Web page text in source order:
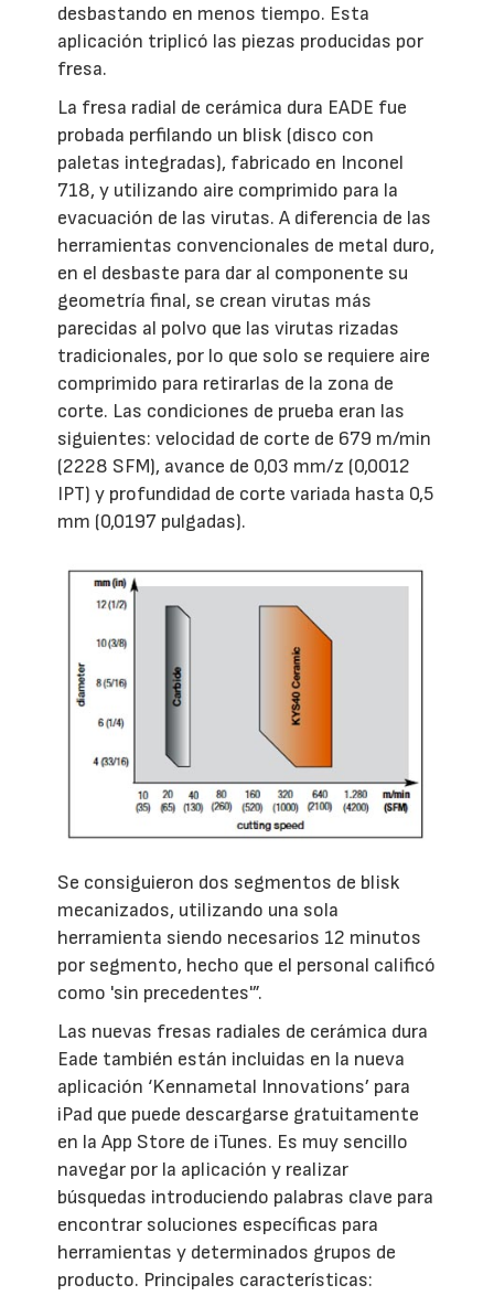
desbastando en menos tiempo. Esta
aplicación triplicó las piezas producidas por
fresa.
La fresa radial de cerámica dura EADE fue
probada perfilando un blisk (disco con
paletas integradas), fabricado en Inconel
718, y utilizando aire comprimido para la
evacuación de las virutas. A diferencia de las
herramientas convencionales de metal duro,
en el desbaste para dar al componente su
geometría final, se crean virutas más
parecidas al polvo que las virutas rizadas
tradicionales, por lo que solo se requiere aire
comprimido para retirarlas de la zona de
corte. Las condiciones de prueba eran las
siguientes: velocidad de corte de 679 m/min
(2228 SFM), avance de 0,03 mm/z (0,0012
IPT) y profundidad de corte variada hasta 0,5
mm (0,0197 pulgadas).
Se consiguieron dos segmentos de blisk
mecanizados, utilizando una sola
herramienta siendo necesarios 12 minutos
por segmento, hecho que el personal calificó
como 'sin precedentes'”.
Las nuevas fresas radiales de cerámica dura
Eade también están incluidas en la nueva
aplicación ‘Kennametal Innovations’ para
iPad que puede descargarse gratuitamente
en la App Store de iTunes. Es muy sencillo
navegar por la aplicación y realizar
búsquedas introduciendo palabras clave para
encontrar soluciones específicas para
herramientas y determinados grupos de
producto. Principales características: